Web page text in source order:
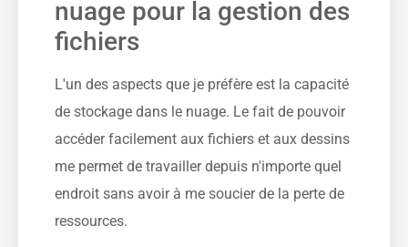
nuage pour la gestion des
fichiers
L'un des aspects que je préfère est la capacité
de stockage dans le nuage. Le fait de pouvoir
accéder facilement aux fichiers et aux dessins
me permet de travailler depuis n'importe quel
endroit sans avoir à me soucier de la perte de
ressources.